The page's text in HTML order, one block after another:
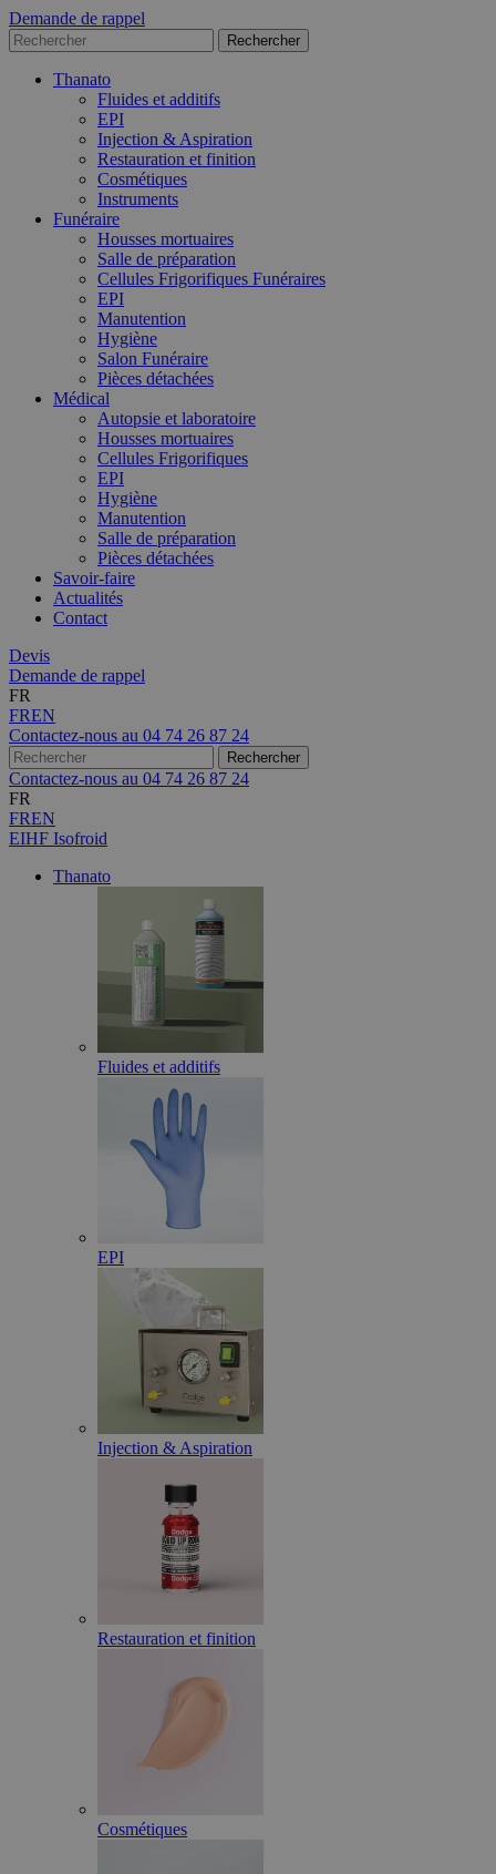
Demande de rappel
Thanato
Fluides et additifs
EPI
Injection & Aspiration
Restauration et finition
Cosmétiques
Instruments
Funéraire
Housses mortuaires
Salle de préparation
Cellules Frigorifiques Funéraires
EPI
Manutention
Hygiène
Salon Funéraire
Pièces détachées
Médical
Autopsie et laboratoire
Housses mortuaires
Cellules Frigorifiques
EPI
Hygiène
Manutention
Salle de préparation
Pièces détachées
Savoir-faire
Actualités
Contact
Devis
Demande de rappel
FR
FREN
Contactez-nous au 04 74 26 87 24
Contactez-nous au 04 74 26 87 24
FR
FREN
EIHF Isofroid
Thanato
Fluides et additifs
EPI
Injection & Aspiration
Restauration et finition
Cosmétiques